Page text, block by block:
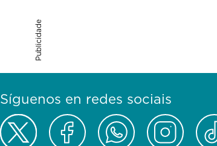
Publicidade
Síguenos en redes sociais